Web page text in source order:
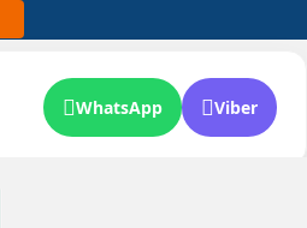
WhatsApp Viber